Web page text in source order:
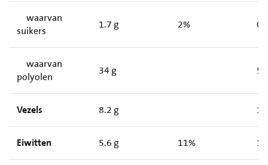
waarvan
suikers
1.7 g 2%
waarvan
polyolen
34 g
Vezels 8.2 g
Eiwitten 5.6 g 11%